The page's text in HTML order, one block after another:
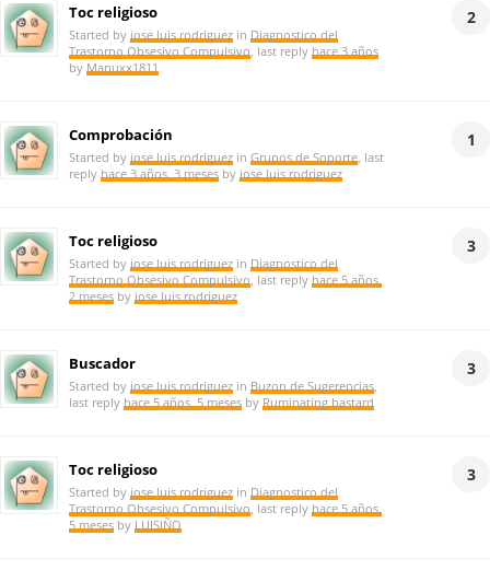
Toc religioso
Started by jose luis rodriguez in Diagnostico del
Trastorno Obsesivo Compulsivo , last reply hace 3 años
by Manuxx1811
2
Comprobación
Started by jose luis rodriguez in Grupos de Soporte, last
reply hace 3 años, 3 mesesby jose luis rodriguez
1
Toc religioso
Started by jose luis rodriguez in Diagnostico del
Trastorno Obsesivo Compulsivo , last reply hace 5 años,
2 mesesby jose luis rodriguez
3
Buscador
Started by jose luis rodriguez in Buzon de Sugerencias,
last reply hace 5 años, 5 mesesby Ruminating bastard
3
Toc religioso
Started by jose luis rodriguez in Diagnostico del
Trastorno Obsesivo Compulsivo , last reply hace 5 años,
5 mesesby LUISIÑO
3